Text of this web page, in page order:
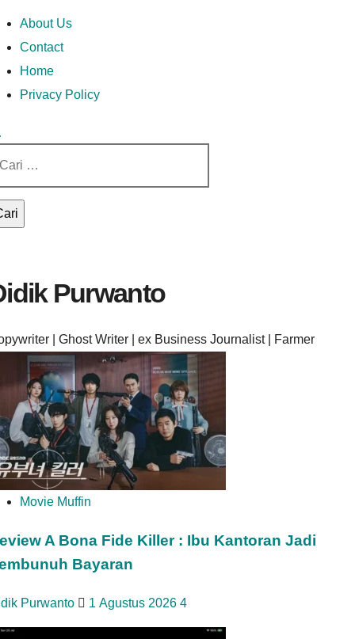
Money In Every
Way
In Every Way
About Us
Contact
Home
Privacy Policy
Purwanto
| Ghost Writer | ex Business Journalist | Farmer
Movie Muffin
A Bona Fide Killer : Ibu Kantoran Jadi
Bayaran
Purwanto 1 Agustus 2026 4